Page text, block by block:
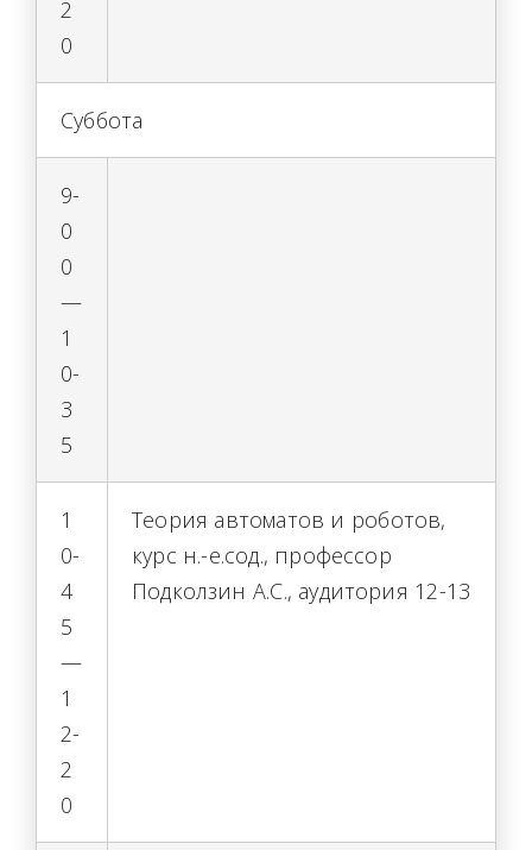
2
0
Суббота
9-
0
0
—
1
0-
3
5
1
0-
4
5
—
1
2-
2
0
Теория автоматов и роботов,
курс н.-е.сод., профессор
Подколзин А.С., аудитория 12-13